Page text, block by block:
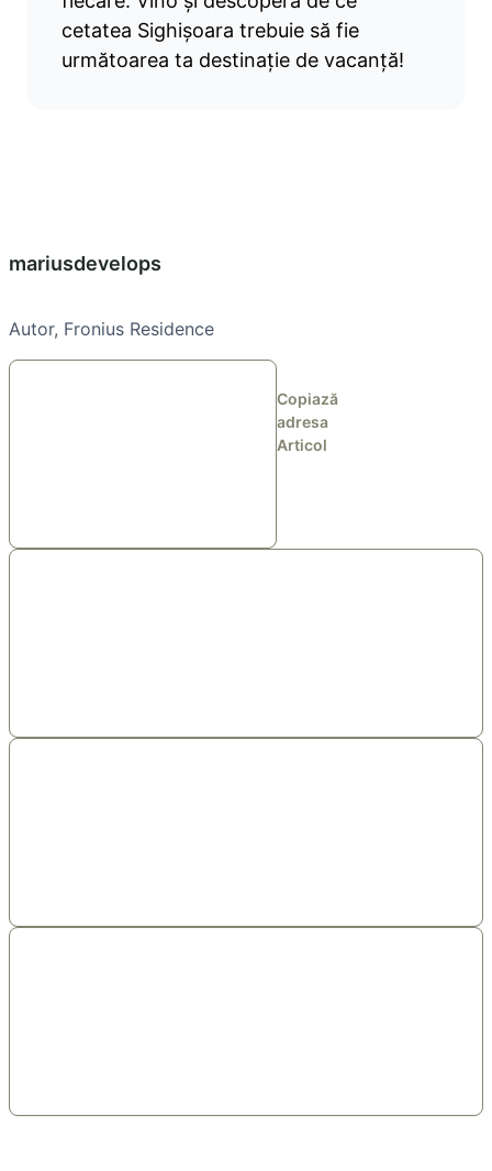
cetatea Sighișoara trebuie să fie
următoarea ta destinație de vacanță!
mariusdevelops
Autor, Fronius Residence
Copiază
adresa
Articol